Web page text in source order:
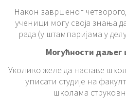
Након завршеног
ученици могу своја знања
рада (у штампаријама у
Могућности
Уколико желе да наставе
уписати студије на
школама